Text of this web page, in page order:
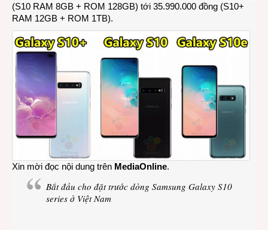
(S10 RAM 8GB + ROM 128GB) tới 35.990.000 đồng (S10+
RAM 12GB + ROM 1TB).
Xin mời đọc nội dung trên MediaOnline.
Bắt đầu cho đặt trước dòng Samsung Galaxy S10
series ở Việt Nam